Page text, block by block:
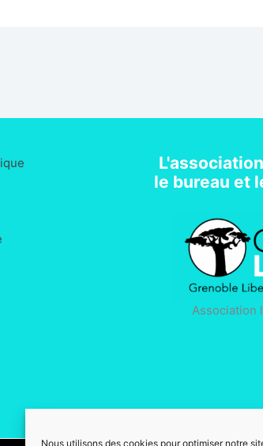
Nous utilisons des cookies pour optimiser notre
le bureau et
Association